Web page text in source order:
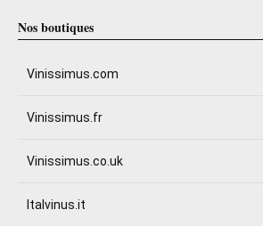
Nos boutiques
Vinissimus.com
Vinissimus.fr
Vinissimus.co.uk
Italvinus.it